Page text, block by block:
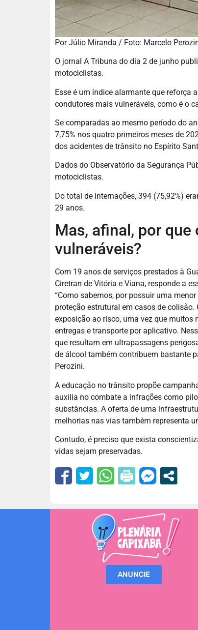
Por Júlio Miranda / Foto: Marcelo
O jornal A Tribuna do dia 2 de junho
motociclistas.
Esse é um índice alarmante que reforça
condutores mais vulneráveis, como é o
Se comparadas ao mesmo período do
7,75% nos quatro primeiros meses de
dos acidentes de trânsito no Espírito
Dados do Observatório da Segurança
motociclistas.
Do total de internações, 394 (75,92%)
29 anos.
Mas, afinal, por
vulneráveis?
Com 19 anos de serviços prestados à
Ciretran de Vitória e Viana, responde a
“Como sabemos, por possuir uma
proteção estrutural em casos de
exposição ao risco, uma vez que
entregas e transporte por aplicativo.
que resultam em ultrapassagens
de álcool também contribuem bastante
Perozini.
A educação no trânsito propõe
auxilia no combate a infrações como
substâncias. A oferta de uma
melhorias nas vias também representa
Contudo, é preciso que exista
vidas sejam preservadas.
ANUNCIE